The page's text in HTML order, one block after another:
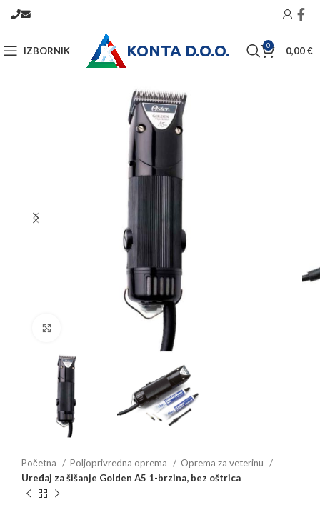
IZBORNIK KONTA D.O.O. 0 0,00€
Početna Poljoprivredna oprema
Oprema za veterinu
Uređaj za šišanje Golden A5 1-brzina, bez oštrica